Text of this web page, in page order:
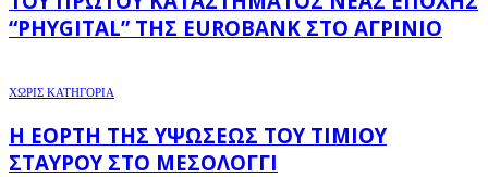
“PHYGITAL” ΤΗΣ EUROBANK ΣΤΟ ΑΓΡΊΝΙΟ
ΧΩΡΊΣ ΚΑΤΗΓΟΡΊΑ
Η ΕΟΡΤΉ ΤΗΣ ΥΨΏΣΕΩΣ ΤΟΥ ΤΙΜΊΟΥ
ΣΤΑΥΡΟΎ ΣΤΟ ΜΕΣΟΛΌΓΓΙ